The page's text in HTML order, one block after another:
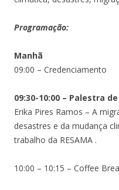
Programação:
Manhã
09:00 – Credenciamento
09:30-10:00 – Palestra
Erika Pires Ramos – A
desastres e da mudança
trabalho da RESAMA .
10:00 – 10:15 – Coffee